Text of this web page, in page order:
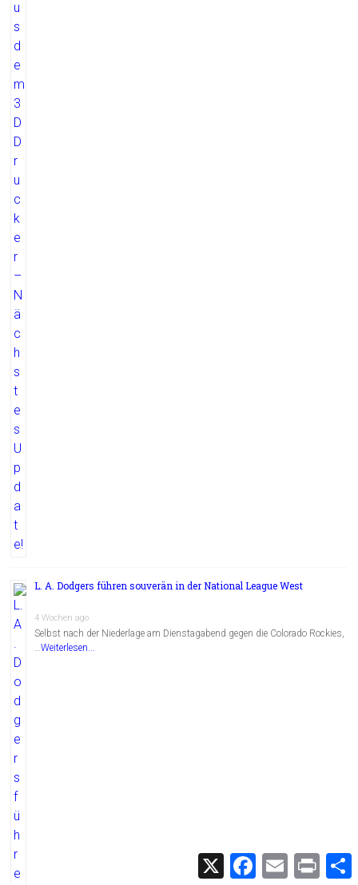
L. A. Dodgers führen souverän in der National League West
4 Wochen ago
Selbst nach der Niederlage am Dienstagabend gegen die Colorado Rockies,
…Weiterlesen...
X
F
E
m
P